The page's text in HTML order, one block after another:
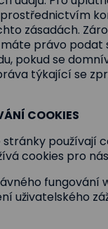
zásadách.
právo podat
pokud se
týkající se
COOKIES
stránky používají
cookies pro
fungování
uživatelského